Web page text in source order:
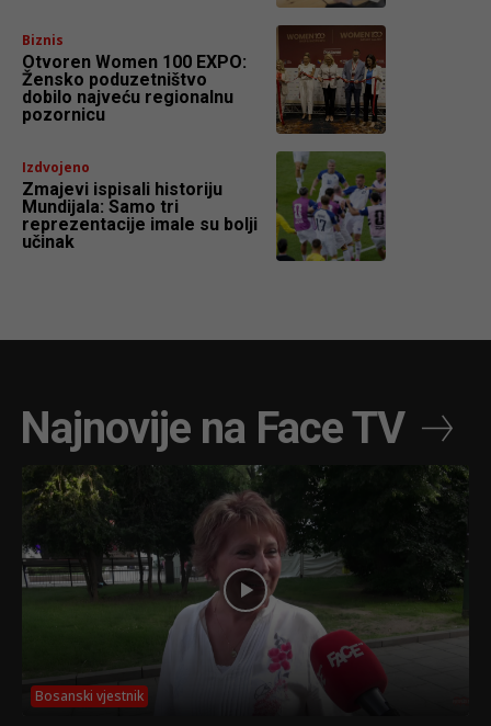
Biznis
Otvoren Women 100 EXPO:
Žensko poduzetništvo
dobilo najveću regionalnu
pozornicu
Izdvojeno
Zmajevi ispisali historiju
Mundijala: Samo tri
reprezentacije imale su bolji
učinak
Najnovije na Face TV
Bosanski vjestnik